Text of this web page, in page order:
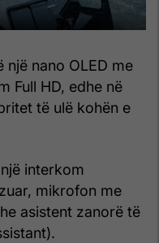
një nano OLED me
Full HD, edhe në
të ulë kohën e
interkom
mikrofon me
asistent zanorë të